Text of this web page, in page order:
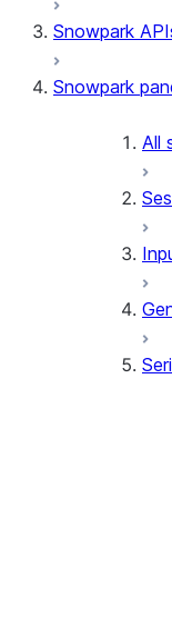
Snowpark
Snowpark
All